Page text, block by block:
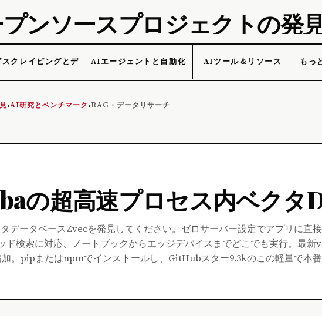
ンソースプロジェクトの発
スクレイピングとデータAIエージェントと自動化 AIツール＆リソース もっ
›AI研究とベンチマーク›RAG・データリサーチ
の超高速プロセス内ベクタ
データベースZvecを発見してください。ゼロサーバー設定でアプリに直
ド検索に対応、ノートブックからエッジデバイスまでどこでも実行。最
。pipまたはnpmでインストールし、GitHubスター9.3kのこの軽量で本